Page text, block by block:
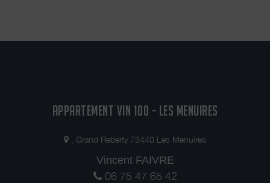
APPARTEMENT VIN 100 - LES MENUIRES
, Grand Reberty 73440 Les Menuires
Vincent FAIVRE
06 75 47 65 42